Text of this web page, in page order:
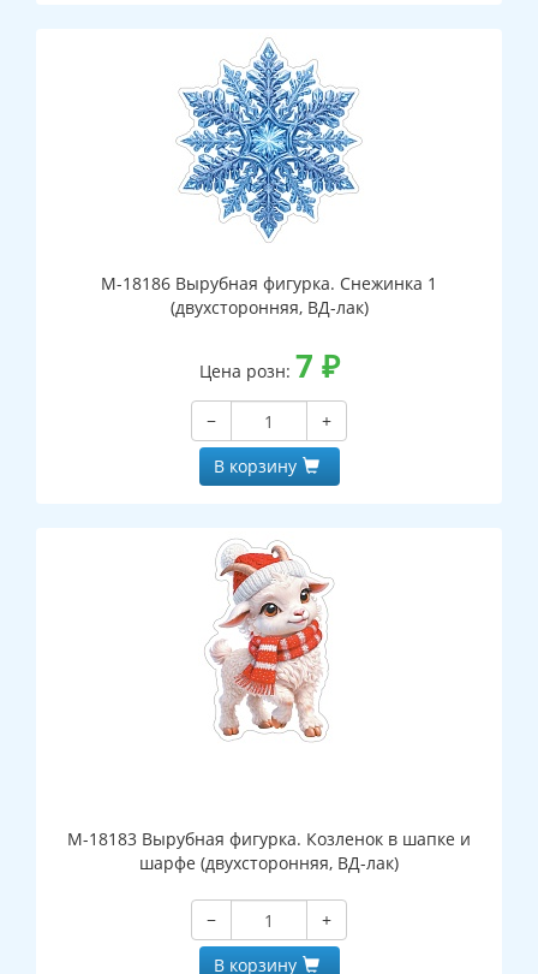
М-18186 Вырубная фигурка. Снежинка 1
(двухсторонняя, ВД-лак)
Цена розн: 7 ₽
−
+
В корзину
М-18183 Вырубная фигурка. Козленок в шапке и
шарфе (двухсторонняя, ВД-лак)
−
+
В корзину